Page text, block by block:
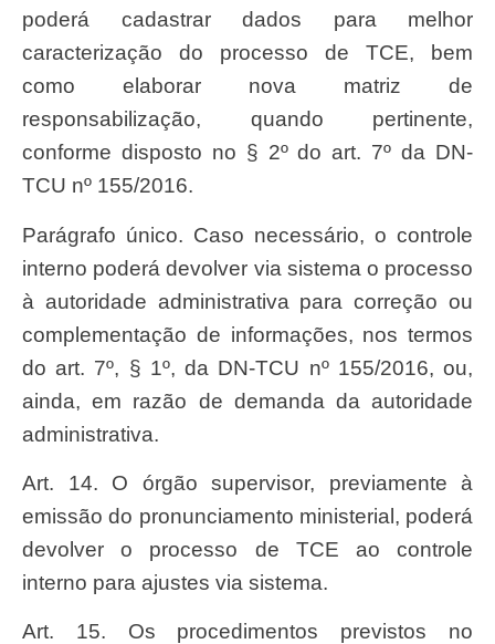
poderá cadastrar dados para melhor
caracterização do processo de TCE, bem
como elaborar nova matriz de
responsabilização, quando pertinente,
conforme disposto no § 2º do art. 7º da DN-
TCU nº 155/2016.
Parágrafo único. Caso necessário, o controle
interno poderá devolver via sistema o processo
à autoridade administrativa para correção ou
complementação de informações, nos termos
do art. 7º, § 1º, da DN-TCU nº 155/2016, ou,
ainda, em razão de demanda da autoridade
administrativa.
Art. 14. O órgão supervisor, previamente à
emissão do pronunciamento ministerial, poderá
devolver o processo de TCE ao controle
interno para ajustes via sistema.
Art. 15. Os procedimentos previstos no